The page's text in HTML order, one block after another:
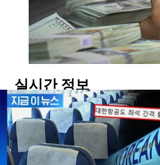
실시간 정보